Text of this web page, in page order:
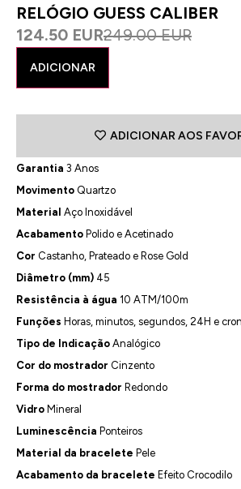
RELÓGIO GUESS CALIBER
124.50 EUR249.00 EUR
ADICIONAR
ADICIONAR AOS
Garantia 3 Anos
Movimento Quartzo
Material Aço Inoxidável
Acabamento Polido e Acetinado
Cor Castanho, Prateado e Rose Gold
Diâmetro (mm) 45
Resistência à água 10 ATM/100m
Funções Horas, minutos, segundos, 24H e
Tipo de Indicação Analógico
Cor do mostrador Cinzento
Forma do mostrador Redondo
Vidro Mineral
Luminescência Ponteiros
Material da bracelete Pele
Acabamento da bracelete Efeito Crocodilo